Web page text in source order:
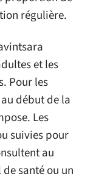
régulière.
et les
Pour les
début de la
Les
suivies pour
au
santé ou un